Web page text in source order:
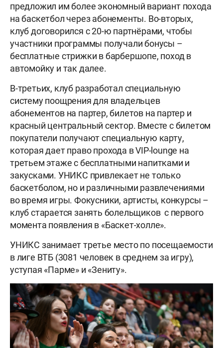
предложил им более экономный вариант похода
на баскетбол через абонементы. Во-вторых,
клуб договорился с 20-ю партнёрами, чтобы
участники программы получали бонусы –
бесплатные стрижки в барбершопе, поход в
автомойку и так далее.
В-третьих, клуб разработал специальную
систему поощрения для владельцев
абонементов на партер, билетов на партер и
красный центральный сектор. Вместе с билетом
покупатели получают специальную карту,
которая дает право прохода в VIP-lounge на
третьем этаже с бесплатными напитками и
закусками. УНИКС привлекает не только
баскетболом, но и различными развлечениями
во время игры. Фокусники, артисты, конкурсы –
клуб старается занять болельщиков с первого
момента появления в «Баскет-холле».
УНИКС занимает третье место по посещаемости
в лиге ВТБ (3081 человек в среднем за игру),
уступая «Парме» и «Зениту».